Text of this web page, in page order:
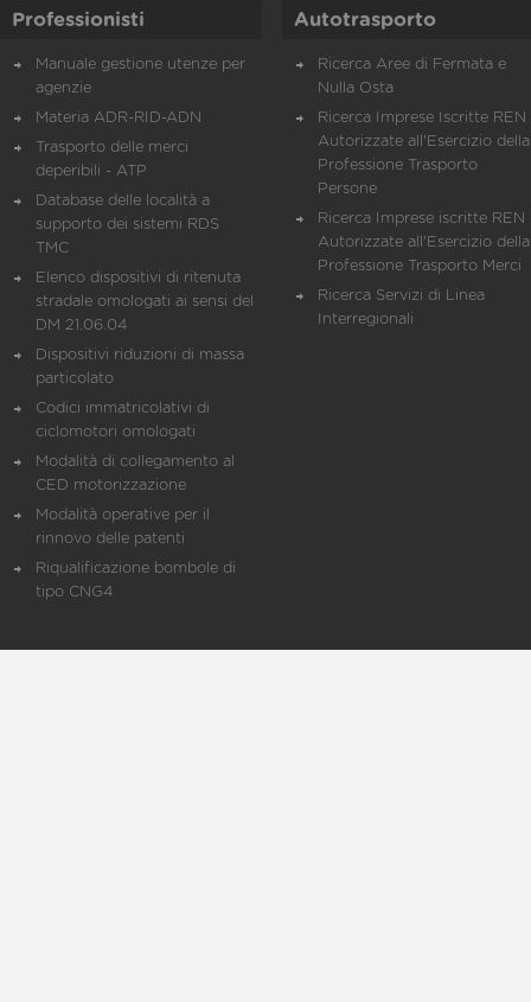
Professionisti
Manuale gestione utenze per
agenzie
Materia ADR-RID-ADN
Trasporto delle merci
deperibili - ATP
Database delle località a
supporto dei sistemi RDS
TMC
Elenco dispositivi di ritenuta
stradale omologati ai sensi del
DM 21.06.04
Dispositivi riduzioni di massa
particolato
Codici immatricolativi di
ciclomotori omologati
Modalità di collegamento al
CED motorizzazione
Modalità operative per il
rinnovo delle patenti
Riqualificazione bombole di
tipo CNG4
Autotrasporto
Ricerca Aree di Fermata e
Nulla Osta
Ricerca Imprese Iscritte REN
Autorizzate all'Esercizio della
Professione Trasporto
Persone
Ricerca Imprese iscritte REN
Autorizzate all'Esercizio della
Professione Trasporto Merci
Ricerca Servizi di Linea
Interregionali